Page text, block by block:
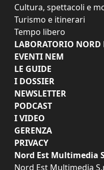
Cultura, spettacoli e
Turismo e itinerari
Tempo libero
LABORATORIO NORD
EVENTI NEM
LE GUIDE
I DOSSIER
NEWSLETTER
PODCAST
I VIDEO
GERENZA
PRIVACY
Nord Est Multimedia
Nord Est Multimedia